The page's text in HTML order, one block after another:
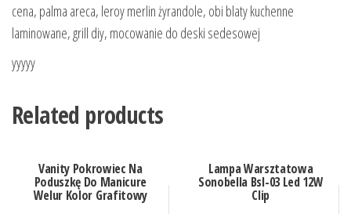
cena, palma areca, leroy merlin żyrandole, obi blaty kuchenne
laminowane, grill diy, mocowanie do deski sedesowej
yyyyy
Related products
Vanity Pokrowiec Na
Poduszkę Do Manicure
Welur Kolor Grafitowy
Lampa Warsztatowa
Sonobella Bsl-03 Led 12W
Clip